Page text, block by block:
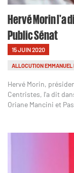
Hervé Morin l'a
Public Sénat
15 JUIN 2020
ALLOCUTION EMMANUEL
Hervé Morin,
Centristes, l'a dit
Oriane Mancini et